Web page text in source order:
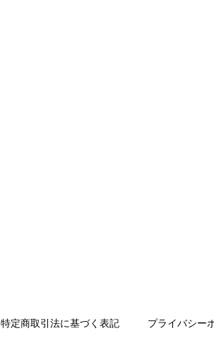
特定商取引法に基づく表記 プライバシー